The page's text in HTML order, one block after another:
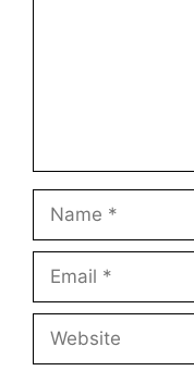
Name
Email
Website